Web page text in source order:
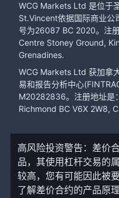
WCG Markets Ltd 是位于
St.Vincent依据国际商业公
号为26087 BC 2020。注
Centre Stoney Ground,
Grenadines.
WCG Markets Ltd 获加拿
易和报告分析中心
M20282836。注册地址是
Richmond BC V6X 2W8,
高风险投资警告：差价
品，其使用杠杆交易的
较高，您有可能因此被
了解差价合约的产品原